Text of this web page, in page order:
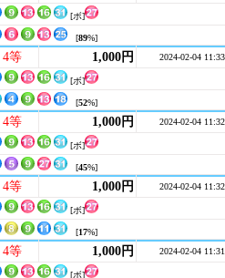
[ボ]
[89%]
4等 1,000円 2024-02-04 11:33
[ボ]
[52%]
4等 1,000円 2024-02-04 11:32
[ボ]
[45%]
4等 1,000円 2024-02-04 11:32
[ボ]
[17%]
4等 1,000円 2024-02-04 11:31
[ボ]